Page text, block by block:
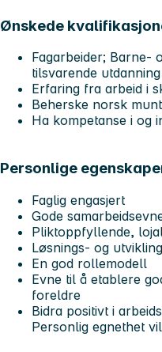
Ønskede
Fagarbeider; Barne-
tilsvarende utdanning
Erfaring fra arbeid i
Beherske norsk
Ha kompetanse i og
Personlige
Faglig engasjert
Gode
Pliktoppfyllende,
Løsnings- og
En god rollemodell
Evne til å etablere
foreldre
Bidra positivt i
Personlig egnethet